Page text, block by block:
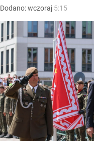
Dodano:wczoraj 5:15